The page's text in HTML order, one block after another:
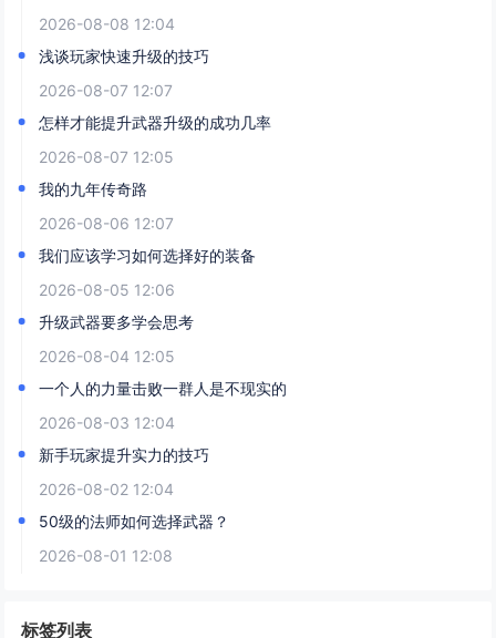
2026-08-08 12:04
浅谈玩家快速升级的技巧
2026-08-07 12:07
怎样才能提升武器升级的成功几率
2026-08-07 12:05
我的九年传奇路
2026-08-06 12:07
我们应该学习如何选择好的装备
2026-08-05 12:06
升级武器要多学会思考
2026-08-04 12:05
一个人的力量击败一群人是不现实的
2026-08-03 12:04
新手玩家提升实力的技巧
2026-08-02 12:04
50级的法师如何选择武器？
2026-08-01 12:08
标签列表